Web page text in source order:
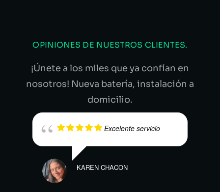
OPINIONES DE NUESTROS CLIENTES.
¡Únete a los miles que ya confían en
nosotros! Nueva batería, instalación a
domicilio.
Excelente servicio
KAREN CHACON